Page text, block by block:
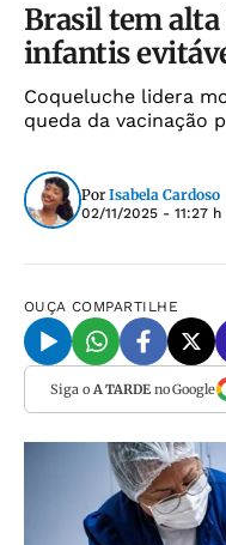
Brasil tem
infantis
Coqueluche lidera
queda da vacinação
Por Isabela Cardoso
02/11/2025 - 11:27 h
OUÇA COMPARTILHE
Siga o A TARDEno Google